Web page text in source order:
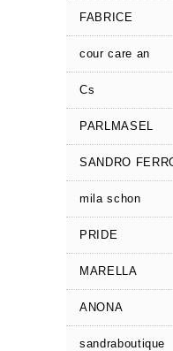
FABRICE
cour care an
Cs
PARLMASEL
SANDRO
mila schon
PRIDE
MARELLA
ANONA
sandraboutique